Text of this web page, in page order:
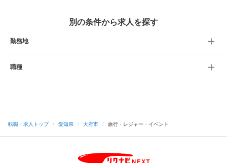
別の条件から求人を探す
勤務地
職種
転職・求人トップ / 愛知県 / 大府市 / 旅行・レジャー・イベント